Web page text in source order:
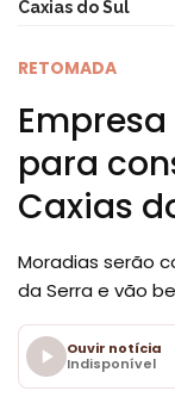
Caxias do Sul
RETOMADA
para
Caxias
Moradias serão
da Serra e vão
Ouvir notícia
Indisponível